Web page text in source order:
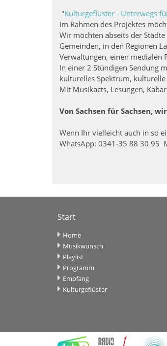
"Kulturgeflüster - Unterwegs
Im Rahmen des Projektes
Wir möchten abseits der
Gemeinden, in den Regionen
Verwaltungen, einen medialen
In einer 2 Stündigen Sendung
kulturelles Spektrum,
Mit Musikacts, Lesungen,
Von Sachsen für Sachsen,
Wenn Ihr vielleicht auch in so
WhatsApp: 0341-35 88 30 95
Start
Home
Musikwunsch
Playlist
Programm
Empfang
Kulturgeflüster